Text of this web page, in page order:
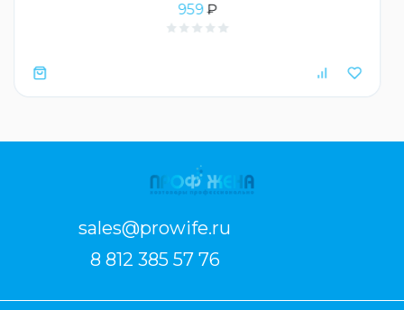
959₽
sales@prowife.ru
8 812 385 57 76